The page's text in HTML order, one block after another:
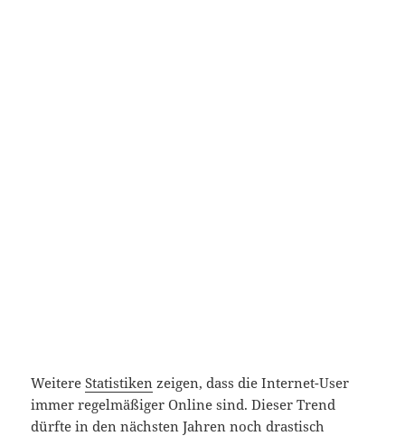
WeitereStatistiken zeigen, dass die Internet-User
immer regelmäßiger Online sind. Dieser Trend
dürfte in den nächsten Jahren noch drastisch